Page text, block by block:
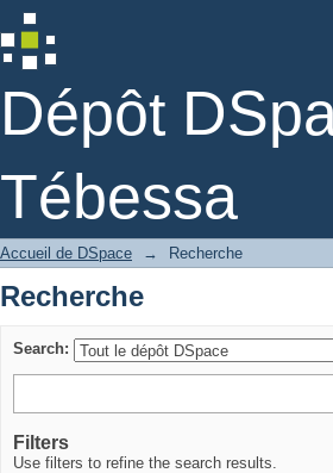
Dépôt
Tébessa
Recherche
Accueil de DSpace → Recherche
Recherche
Search:
Filters
Use filters to refine the search results.